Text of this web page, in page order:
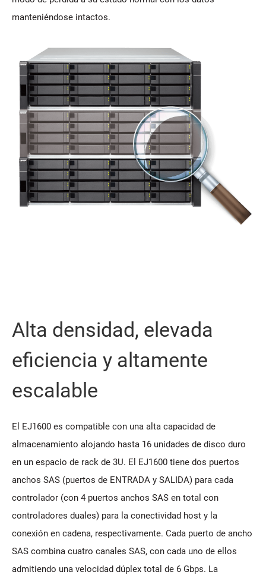
manteniéndose intactos.
Alta densidad, elevada
eficiencia y altamente
escalable
El EJ1600 es compatible con una alta capacidad de
almacenamiento alojando hasta 16 unidades de disco duro
en un espacio de rack de 3U. El EJ1600 tiene dos puertos
anchos SAS (puertos de ENTRADA y SALIDA) para cada
controlador (con 4 puertos anchos SAS en total con
controladores duales) para la conectividad host y la
conexión en cadena, respectivamente. Cada puerto de ancho
SAS combina cuatro canales SAS, con cada uno de ellos
admitiendo una velocidad dúplex total de 6 Gbps. La